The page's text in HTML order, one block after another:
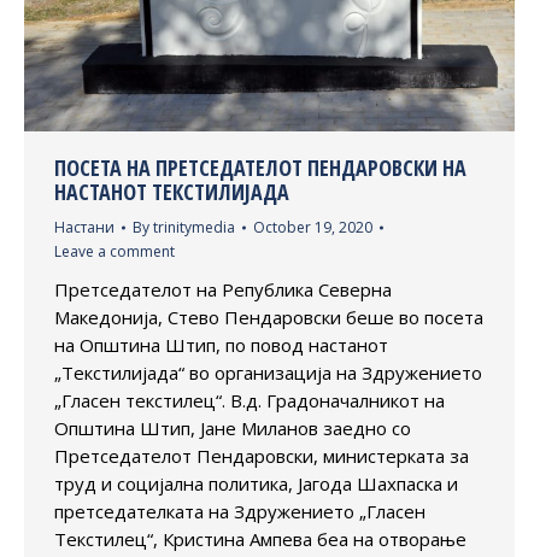
ПОСЕТА НА ПРЕТСЕДАТЕЛОТ ПЕНДАРОВСКИ НА
НАСТАНОТ ТЕКСТИЛИЈАДА
Настани Bytrinitymedia
October 19, 2020
Leave a comment
Претседателот на Република Северна
Македонија, Стево Пендаровски беше во посета
на Општина Штип, по повод настанот
„Текстилијада“ во организација на Здружението
„Гласен текстилец“. В.д. Градоначалникот на
Општина Штип, Јане Миланов заедно со
Претседателот Пендаровски, министерката за
труд и социјална политика, Јагода Шахпаска и
претседателката на Здружението „Гласен
Текстилец“, Кристина Ампева беа на отворање